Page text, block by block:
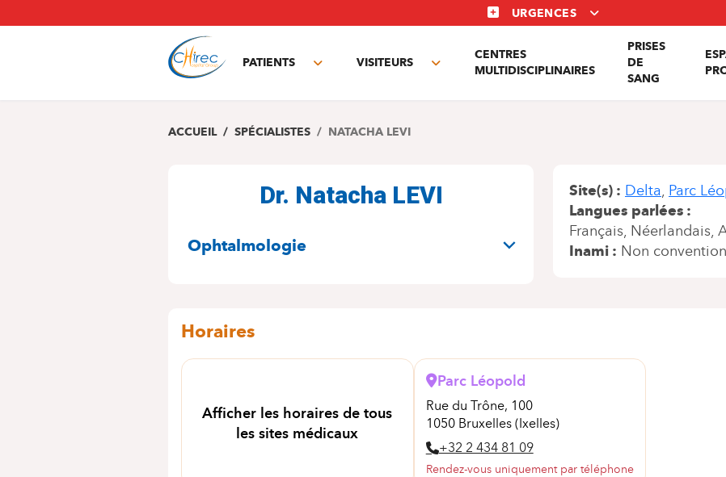
au
URGENCES
PATIENTS
Toggle
VISITEURS
Toggle
CENTRES
MULTIDISCIPLINAIRES
PRISES
DE
SANG
ACCUEIL SPÉCIALISTES NATACHA LEVI
Dr. Natacha LEVI
SPÉCIALITÉS
Ophtalmologie
Site(s) Delta Parc
Langues parlées
Français Néerlandais
Inami
Non
Horaires
Afficher les horaires de tous
les sites médicaux
Parc Léopold
Rue du Trône, 100
1050 Bruxelles (Ixelles)
+32 2 434 81 09
Rendez-vous uniquement par téléphone